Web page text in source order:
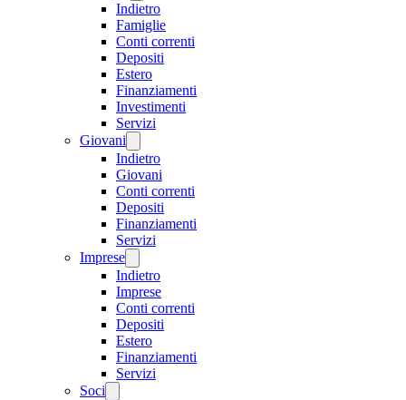
Indietro
Famiglie
Conti correnti
Depositi
Estero
Finanziamenti
Investimenti
Servizi
Giovani
Indietro
Giovani
Conti correnti
Depositi
Finanziamenti
Servizi
Imprese
Indietro
Imprese
Conti correnti
Depositi
Estero
Finanziamenti
Servizi
Soci